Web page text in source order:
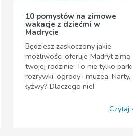
10 pomysłów na zimowe
wakacje z dziećmi w
Madrycie
Będziesz zaskoczony jakie
możliwości oferuje Madryt zimą
twojej rodzinie. To nie tylko parki
rozrywki, ogrody i muzea. Narty,
łyżwy? Dlaczego nie!
Czytaj